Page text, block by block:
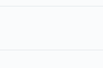
投稿されています
通送られています
が合計4票投票されていま